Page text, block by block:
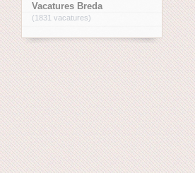
Vacatures Breda
(1831 vacatures)